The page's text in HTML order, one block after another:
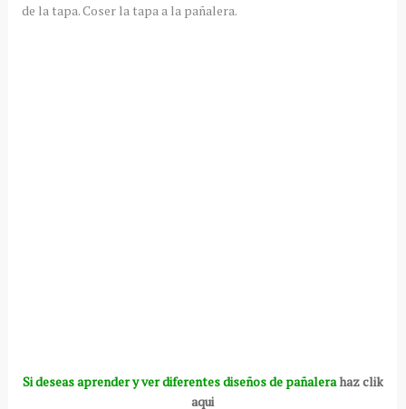
de la tapa. Coser la tapa a la pañalera.
Si deseas aprender y ver diferentes diseños de pañalerahaz clik
aqui